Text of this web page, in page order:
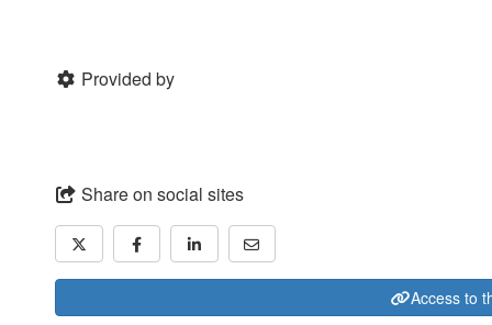
Provided by
Share on social sites
Access to